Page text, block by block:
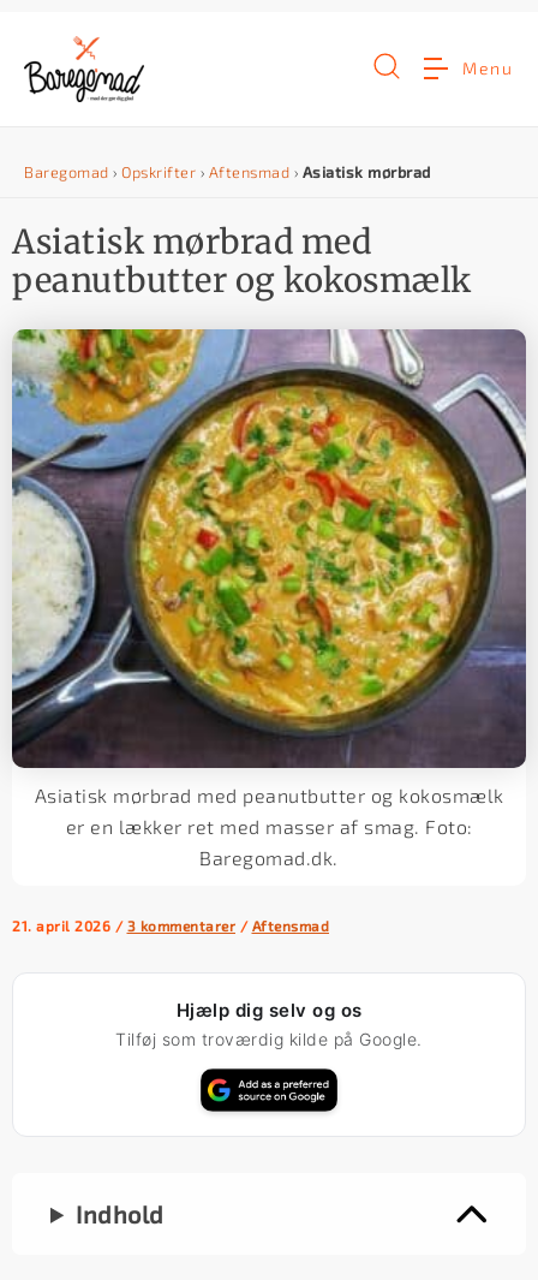
n
d
h
o
d
e
Menu
Baregomad › Opskrifter › Aftensmad › Asiatisk mørbrad
Asiatisk mørbrad med
peanutbutter og kokosmælk
Asiatisk mørbrad med peanutbutter og kokosmælk
er en lækker ret med masser af smag. Foto:
Baregomad.dk.
21. april 2026 / 3 kommentarer / Aftensmad
Hjælp dig selv og os
Tilføj som troværdig kilde på Google.
Indhold